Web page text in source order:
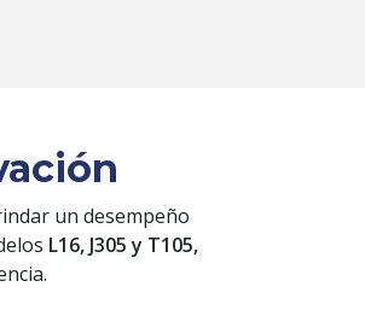
un desempeño
L16, J305 y T105,